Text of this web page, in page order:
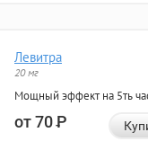
Левитра
20 мг
Мощный эффект на 5ть
от 70Р